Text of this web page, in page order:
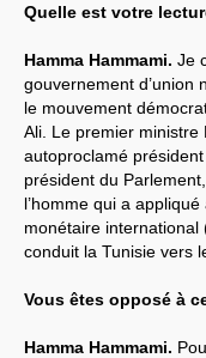
Quelle est votre
Hamma Hammami. Je
gouvernement d’union
le mouvement
Ali. Le premier ministre
autoproclamé
président du
l’homme qui a
monétaire
conduit la Tunisie vers
Vous êtes opposé à
Hamma Hammami.